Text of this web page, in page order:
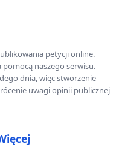
petycji online.
naszego serwisu.
dnia, więc stworzenie
uwagi opinii publicznej